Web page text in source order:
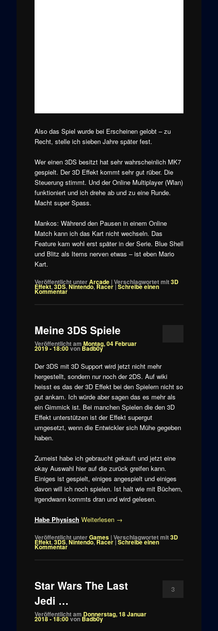
Also das Spiel wurde bei Erscheinen gelobt – zu
Recht, stelle ich sieben Jahre später fest.
Wer einen 3DS besitzt hat sehr wahrscheinlich MK7
gespielt. Der 3D Effekt kommt sehr gut rüber. Die
Steuerung stimmt. Und der Online Multiplayer (Wlan)
funktioniert und ich drehe ab und zu eine Runde.
Macht super Spass.
Mankos: Während den Pausen in einem Online
Match kann ich das Kart nicht wechseln. Das
Feature kam wohl erst später in der Serie. Blue Shell
und Blitz als Items nerven etwas – ist eben Mario
Kart.
Veröffentlicht unterArcade |Verschlagwortet mit3D
Effekt,3DS,Nintendo,Racer|Schreibe einen
Kommentar
Meine 3DS Spiele
Veröffentlicht am Montag, 04 Februar
2019 - 18:00vonBadb0y
Der 3DS mit 3D Support wird jetzt nicht mehr
hergestellt, sondern nur noch der 2DS. Auf wiki
heisst es das der 3D Effekt bei den Spielern nicht so
gut ankam. Ich würde aber sagen das es mehr als
ein Gimmick ist. Bei manchen Spielen die den 3D
Effekt unterstützen ist der Effekt supergut
umgesetzt, wenn die Entwickler sich Mühe gegeben
haben.
Zumeist habe ich gebraucht gekauft und jetzt eine
okay Auswahl hier auf die zurück greifen kann.
Einiges ist gespielt, einiges angespielt und einiges
davon will ich noch spielen. Ist halt wie mit Büchern,
irgendwann kommts dran und wird gelesen.
Habe Physisch Weiterlesen →
Veröffentlicht unterGames |Verschlagwortet mit3D
Effekt,3DS,Nintendo,Racer|Schreibe einen
Kommentar
Star Wars The Last
Jedi …
Veröffentlicht am Donnerstag, 18 Januar
2018 - 18:00vonBadb0y
3